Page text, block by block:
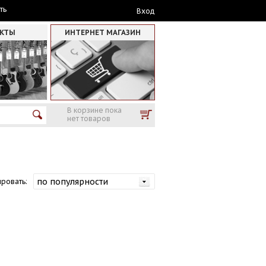
Вход
ИНТЕРНЕТ МАГАЗИН
В корзине пока
нет товаров